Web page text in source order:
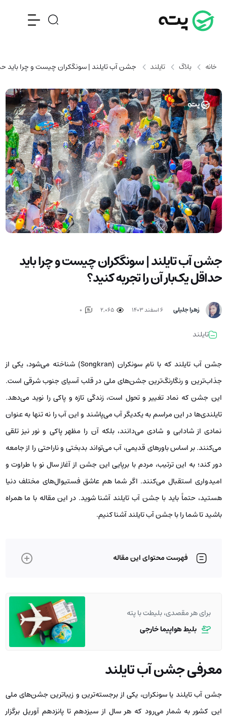
خانه بلاگ تایلند جشن آب تایلند | سونگکران چیست و چرا باید
جشن آب تایلند | سونگکران چیست و چرا باید
حداقل یک‌بار آن را تجربه کنید؟
زهرا جلیلی ۶ اسفند ۱۴۰۳ 2,065
تایلند
جشن آب تایلند که با نام سونکران (Songkran) شناخته می‌شود، یکی از
جذاب‌ترین و رنگارنگ‌ترین جشن‌های ملی در قلب آسیای جنوب شرقی است.
این جشن که نماد تغییر و تحول است، زندگی تازه و پاکی را نوید می‌دهد.
تایلندی‌ها در این مراسم به یکدیگر آب می‌پاشند و این آب را نه تنها به عنوان
نمادی از شادابی و شادی می‌دانند، بلکه آن را مظهر پاکی و نور نیز تلقی
می‌کنند. بر اساس باورهای قدیمی، آب می‌تواند بدبختی و ناراحتی را از جامعه
دور کند؛ به این ترتیب، مردم با برپایی این جشن از آغاز سال نو با طراوت و
امیدواری استقبال می‌کنند. اگر شما هم عاشق فستیوال‌های مختلف دنیا
هستید، حتماً باید با جشن آب تایلند آشنا شوید. در این مقاله با ما همراه
باشید تا شما را با جشن آب تایلند آشنا کنیم.
فهرست محتوای این مقاله
برای هر مقصدی، بلیطت با پته
بلیط هواپیما خارجی
معرفی جشن آب تایلند
جشن آب تایلند یا سونکران، یکی از برجسته‌ترین و زیباترین جشن‌های ملی
این کشور به شمار می‌رود که هر سال از سیزدهم تا پانزدهم آوریل برگزار